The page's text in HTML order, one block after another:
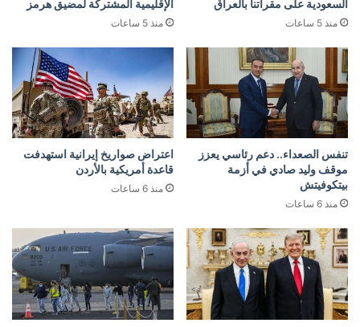
السعودية على مقراتنا بالعراق
منذ 5 ساعات
الإقليمية المشتركة لمضيق هرمز
منذ 5 ساعات
تنفس الصعداء.. دعم رئاسي يعزز
موقف وليد صادي في أزمة
بيتكوفيتش
منذ 6 ساعات
اعتراض صواريخ إيرانية استهدفت
قاعدة أمريكية بالأردن
منذ 6 ساعات